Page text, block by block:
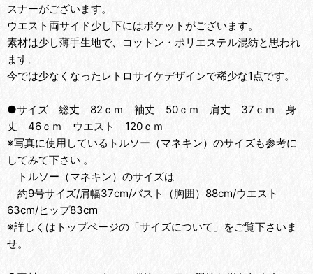
スナーがございます。
ウエスト両サイド少し下にはポケットがございます。
素材は少し薄手生地で、コットン・ポリエステル混紡と思われ
ます。
今では少なくなったレトロサイケデザインで稀少な1点です。
●サイズ 総丈 82ｃｍ 袖丈 50ｃｍ 肩丈 37ｃｍ 身
丈 46ｃｍ ウエスト 120ｃｍ
※写真に使用しているトルソー（マネキン）のサイズも参考に
してみて下さい 。
トルソー（マネキン）のサイズは
約9号サイズ/肩幅37cm/バスト（胸囲）88cm/ウエスト
63cm/ヒップ83cm
※詳しくはトップページの「サイズについて」をご覧下さいま
せ。